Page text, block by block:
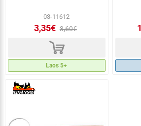
03-11612
3,35€ 3,60€
d
Laos 5+